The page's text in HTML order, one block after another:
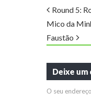
Round 5:
Mico da
Faustão
Deixe
O seu